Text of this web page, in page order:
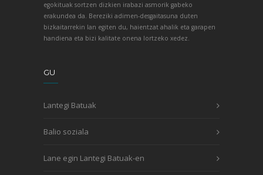
egokituak sortzen dizkien irabazi asmorik gabeko
erakundea da. Bereziki adimen-desgaitasuna duten
bizkaitarrekin lan egiten du, haientzat ahalik eta garapen
handiena eta bizi kalitate onena lortzeko xedez.
GU
Lantegi Batuak
Balio soziala
Lane egin Lantegi Batuak-en